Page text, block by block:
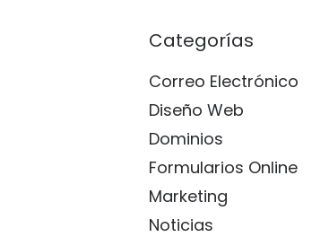
Categorías
Correo Electrónico
Diseño Web
Dominios
Formularios Online
Marketing
Noticias